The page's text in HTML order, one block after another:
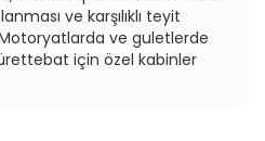
ve karşılıklı teyit
ve guletlerde
için özel kabinler